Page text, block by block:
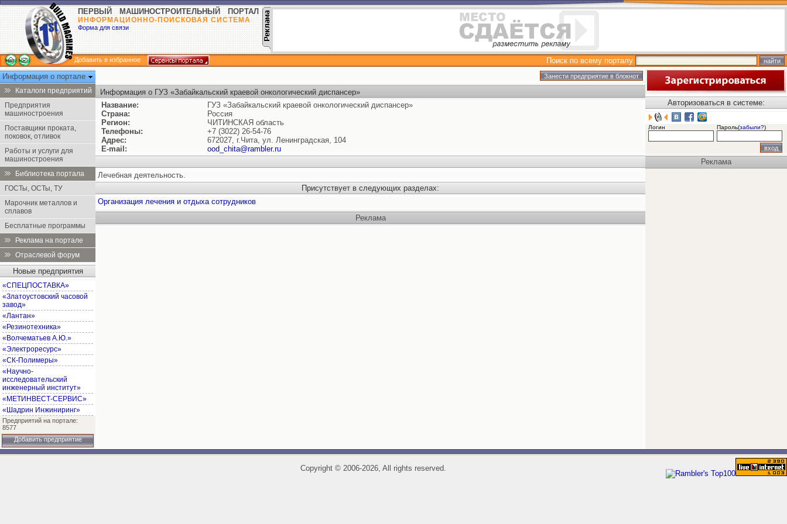
ПЕРВЫЙ МАШИНОСТРОИТЕЛЬНЫЙ ПОРТАЛ
ИНФОРМАЦИОННО-ПОИСКОВАЯ СИСТЕМА
Форма для связи
Добавить в избранное
Поиск по всему порталу
Информация о портале
Каталоги предприятий
Предприятия
машиностроения
Поставщики проката,
поковок, отливок
Работы и услуги для
машиностроения
Библиотека портала
ГОСТы, ОСТы, ТУ
Марочник металлов и
сплавов
Бесплатные программы
Реклама на портале
Отраслевой форум
Новые предприятия
«СПЕЦПОСТАВКА»
«Златоустовский часовой
завод»
«Лантан»
«Резинотехника»
«Волчематьев А.Ю.»
«Электроресурс»
«СК-Полимеры»
«Научно-
исследовательский
инженерный институт»
«МЕТИНВЕСТ-СЕРВИС»
«Шадрин Инжиниринг»
Предприятий на портале:
8577
Добавить предприятие
Информация о ГУЗ «Забайкальский краевой онкологический диспансер»
Название:
ГУЗ «Забайкальский краевой онкологический диспансер»
Страна:
Россия
Регион:
ЧИТИНСКАЯ область
Телефоны:
+7 (3022) 26-54-76
Адрес:
672027, г.Чита, ул. Ленинградская, 104
E-mail:
ood_chita@rambler.ru
Лечебная деятельность.
Присутствует в следующих разделах:
Организация лечения и отдыха сотрудников
Реклама
Авторизоваться в системе:
Логин Пароль(забыли?)
Реклама
Copyright ©2006-2026, All rights reserved.